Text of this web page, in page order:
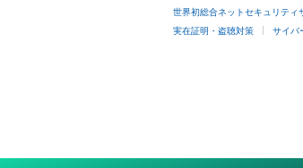
世界初総合ネットセキュリティ
実在証明・盗聴対策 サイバ